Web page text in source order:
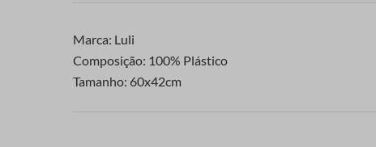
Marca: Luli
Composição: 100% Plástico
Tamanho: 60x42cm